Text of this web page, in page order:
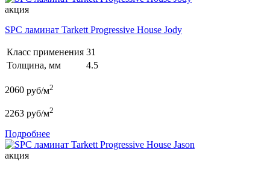
акция
SPC ламинат Tarkett Progressive House Jody
Класс применения 31
Толщина, мм
4.5
2060 руб/м2
2263 руб/м2
Подробнее
акция